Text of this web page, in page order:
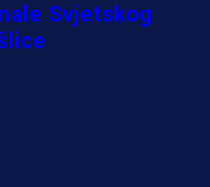
Svjetskog